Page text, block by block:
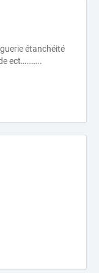
étanchéité
ect………..